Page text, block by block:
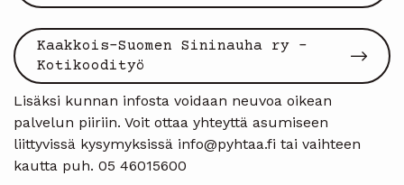
Kaakkois-Suomen Sininauha ry -
Kotikoodityö
Lisäksi kunnan infosta voidaan neuvoa oikean
palvelun piiriin. Voit ottaa yhteyttä asumiseen
liittyvissä kysymyksissä info@pyhtaa.fi tai vaihteen
kautta puh. 05 46015600